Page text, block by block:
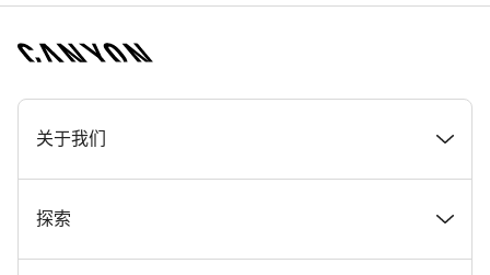
[footer.linksList.title]
关于我们
奖项
探索